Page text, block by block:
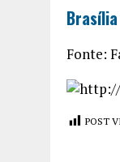
Fonte:
POST